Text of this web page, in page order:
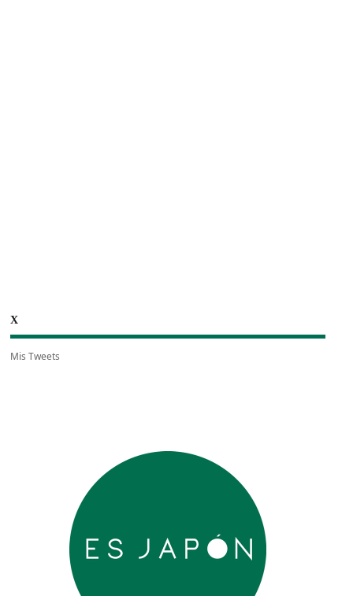
X
Mis Tweets